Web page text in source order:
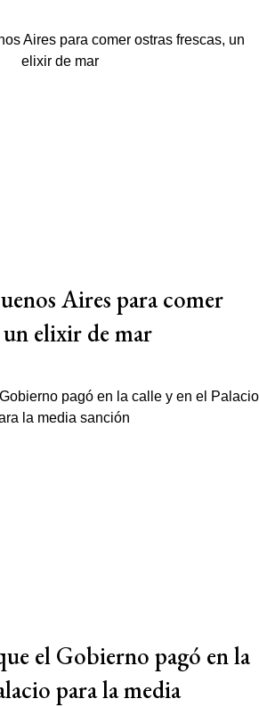
Aires para comer
un elixir de mar
el Gobierno pagó en la
para la media